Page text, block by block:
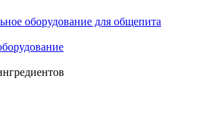
оборудование для общепита